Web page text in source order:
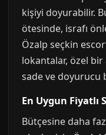
kişiyi doyurabilir.
ötesinde, israfı
Özalp seçkin
lokantalar, özel
sade ve doyurucu
En Uygun Fiyatlı
Bütçesine daha